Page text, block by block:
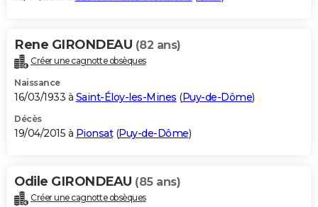
Rene GIRONDEAU (82 ans)
Créer une cagnotte obsèques
Naissance
16/03/1933 à Saint-Éloy-les-Mines (Puy-de-Dôme)
Décès
19/04/2015 à Pionsat(Puy-de-Dôme)
Odile GIRONDEAU (85 ans)
Créer une cagnotte obsèques